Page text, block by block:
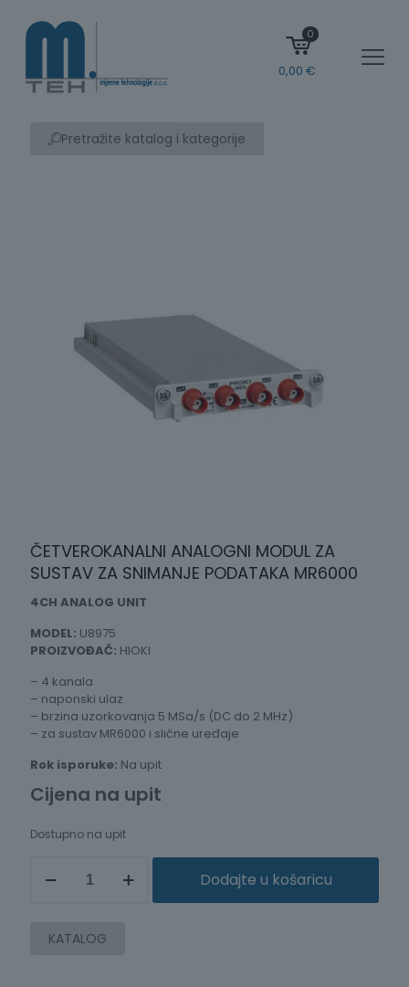
0
0,00 €
Pretražite katalog i kategorije
ČETVEROKANALNI ANALOGNI MODUL ZA
SUSTAV ZA SNIMANJE PODATAKA MR6000
4CH ANALOG UNIT
MODEL: U8975
PROIZVOĐAČ: HIOKI
– 4 kanala
– naponski ulaz
– brzina uzorkovanja 5 MSa/s (DC do 2 MHz)
– za sustav MR6000 i slične uređaje
Rok isporuke: Na upit
Cijena na upit
Dostupno na upit
ANALOGNI
SUSTAV
Dodajte u košaricu
KATALOG